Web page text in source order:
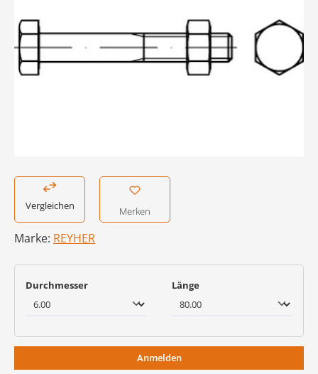
Vergleichen Merken
Marke: REYHER
Durchmesserauswählen Längeauswählen
Anmelden